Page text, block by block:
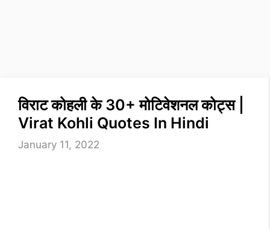
विराट कोहली के 30+ मोटिवेशनल कोट्स |
Virat Kohli Quotes In Hindi
January 11, 2022